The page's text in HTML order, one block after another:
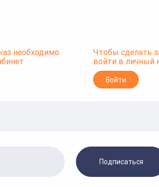
необходимо
Чтобы сделать
войти в личный
Войти
Подписаться